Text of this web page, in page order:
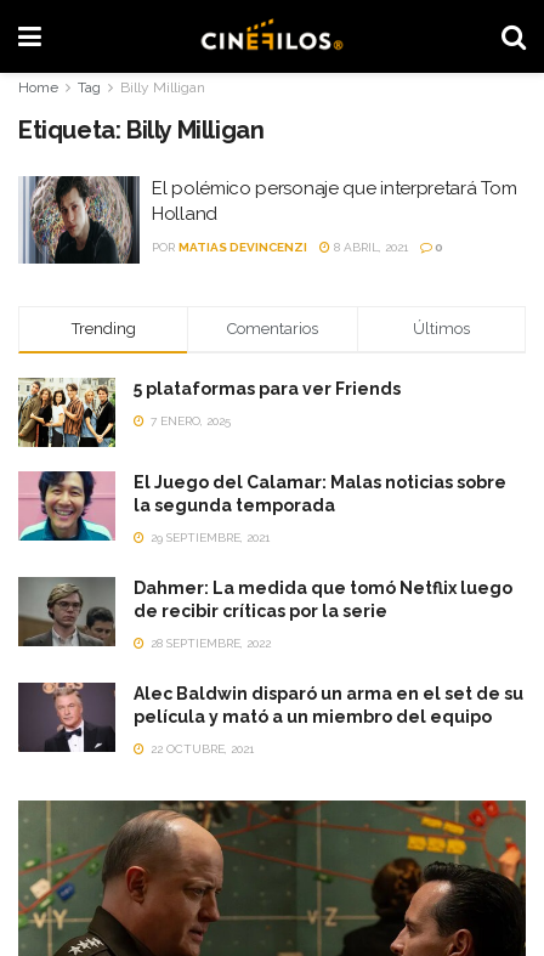
Home Tag Billy Milligan
Etiqueta: Billy Milligan
El polémico personaje que interpretará Tom
Holland
POR MATIAS DEVINCENZI 8 ABRIL, 2021 0
Trending Comentarios Últimos
5 plataformas para ver Friends
7 ENERO, 2025
El Juego del Calamar: Malas noticias sobre
la segunda temporada
29 SEPTIEMBRE, 2021
Dahmer: La medida que tomó Netflix luego
de recibir críticas por la serie
28 SEPTIEMBRE, 2022
Alec Baldwin disparó un arma en el set de su
película y mató a un miembro del equipo
22 OCTUBRE, 2021